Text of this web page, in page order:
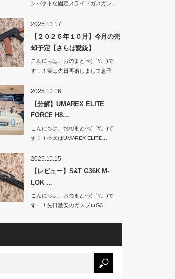
ンパクトな固定スライドガスガン、
2025.10.17
【２０２６年１０月】今月の売
却予定【さらば愛銃】
こんにちは、おのまとぺ(゜∀。)で
す！！実は先日再婚しまして息子
2025.10.16
【分解】UMAREX ELITE
FORCE H8…
こんにちは、おのまとぺ(゜∀。)で
す！！今回はUMAREX ELITE…
2025.10.15
【レビュー】S&T G36K M-
LOK …
こんにちは、おのまとぺ(゜∀。)で
す！！先日激安のガスブロG3…